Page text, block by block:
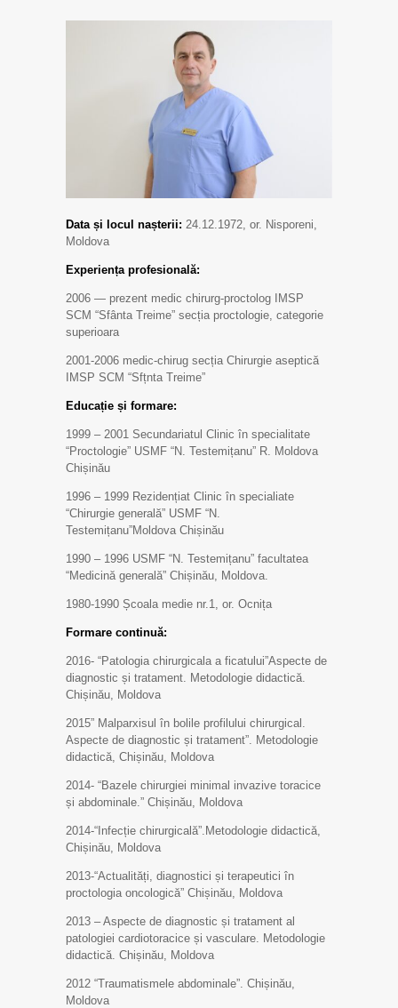
Data și locul nașterii: 24.12.1972, or. Nisporeni,
Moldova
Experiența profesională:
2006 — prezent medic chirurg-proctolog IMSP
SCM “Sfânta Treime” secția proctologie, categorie
superioara
2001-2006 medic-chirug secția Chirurgie aseptică
IMSP SCM “Sfțnta Treime”
Educație și formare:
1999 – 2001 Secundariatul Clinic în specialitate
“Proctologie” USMF “N. Testemițanu” R. Moldova
Chișinău
1996 – 1999 Rezidențiat Clinic în specialiate
“Chirurgie generală” USMF “N.
Testemițanu”Moldova Chișinău
1990 – 1996 USMF “N. Testemițanu” facultatea
“Medicină generală” Chișinău, Moldova.
1980-1990 Școala medie nr.1, or. Ocnița
Formare continuă:
2016- “Patologia chirurgicala a ficatului”Aspecte de
diagnostic și tratament. Metodologie didactică.
Chișinău, Moldova
2015” Malparxisul în bolile profilului chirurgical.
Aspecte de diagnostic și tratament”. Metodologie
didactică, Chișinău, Moldova
2014- “Bazele chirurgiei minimal invazive toracice
și abdominale.” Chișinău, Moldova
2014-“Infecție chirurgicală”.Metodologie didactică,
Chișinău, Moldova
2013-“Actualități, diagnostici și terapeutici în
proctologia oncologică” Chișinău, Moldova
2013 – Aspecte de diagnostic și tratament al
patologiei cardiotoracice și vasculare. Metodologie
didactică. Chișinău, Moldova
2012 “Traumatismele abdominale”. Chișinău,
Moldova